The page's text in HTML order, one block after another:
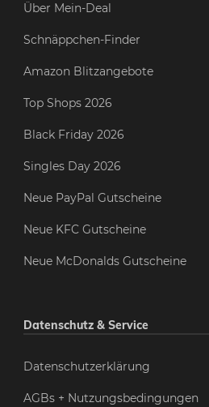
Über Mein-Deal
Schnäppchen-Finder
Amazon Blitzangebote
Top Shops 2026
Black Friday 2026
Singles Day 2026
Neue PayPal Gutscheine
Neue KFC Gutscheine
Neue McDonalds Gutscheine
Datenschutz & Service
Datenschutzerklärung
AGBs + Nutzungsbedingungen